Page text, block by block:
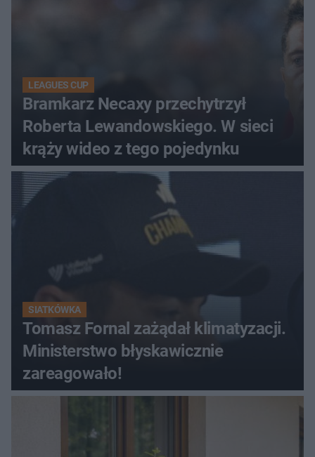
LEAGUES CUP
Bramkarz Necaxy przechytrzył
Roberta Lewandowskiego. W sieci
krąży wideo z tego pojedynku
SIATKÓWKA
Tomasz Fornal zażądał klimatyzacji.
Ministerstwo błyskawicznie
zareagowało!